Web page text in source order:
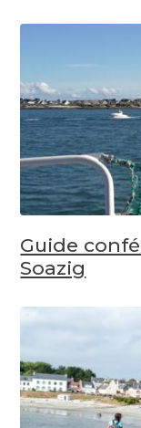
Guide
Soazig